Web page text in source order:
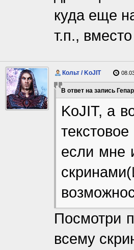
куда еще
т.п.,
Кольт / KoJIT
В ответ на запись
KoJIT, а
если мне
Посмотри
всему